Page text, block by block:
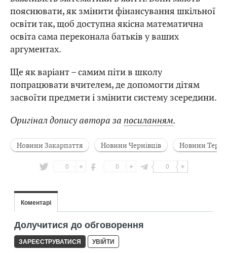
пояснювати, як змінити фінансування шкільної
освіти так, щоб доступна якісна математична
освіта сама переконала батьків у ваших
аргументах.
Ще як варіант – самим піти в школу
попрацювати вчителем, де допомогти дітям
засвоїти предмети і змінити систему зсередини.
Оригінал допису автора за посиланням.
Новини Закарпаття Новини Чернівців Новини
0 0 0